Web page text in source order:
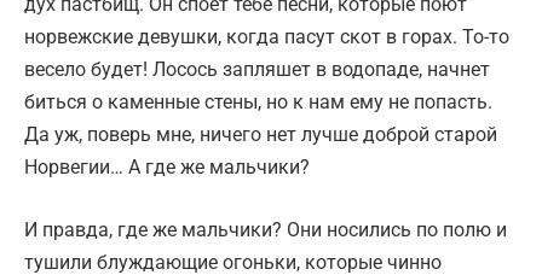
норвежские девушки, когда пасут скот в горах. То-то
весело будет! Лосось запляшет в водопаде, начнет
биться о каменные стены, но к нам ему не попасть.
Да уж, поверь мне, ничего нет лучше доброй старой
Норвегии… А где же мальчики?
И правда, где же мальчики? Они носились по полю и
тушили блуждающие огоньки, которые чинно